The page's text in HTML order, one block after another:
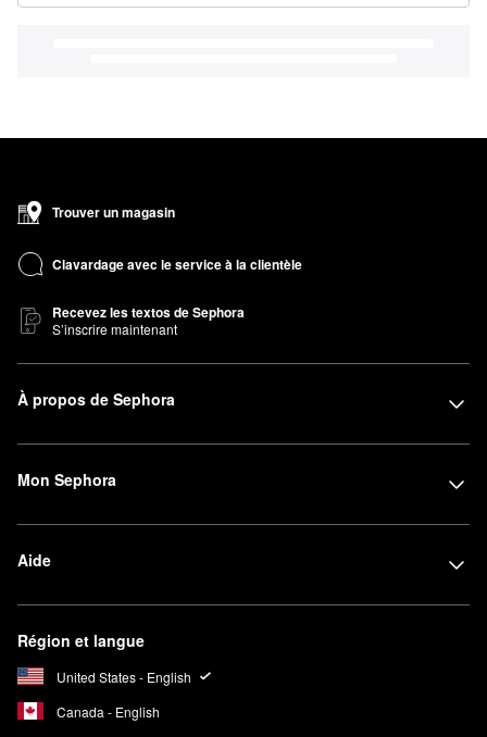
Trouver un magasin
Clavardage avec le service à la clientèle
Recevez les textos de Sephora
S’inscrire maintenant
À propos de Sephora
Mon Sephora
Aide
Région et langue
United States - English
Canada - English